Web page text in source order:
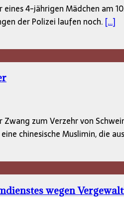
4-jährigen Mädchen am
der Polizei laufen noch. […]
zum Verzehr von
chinesische Muslimin, die
wegen